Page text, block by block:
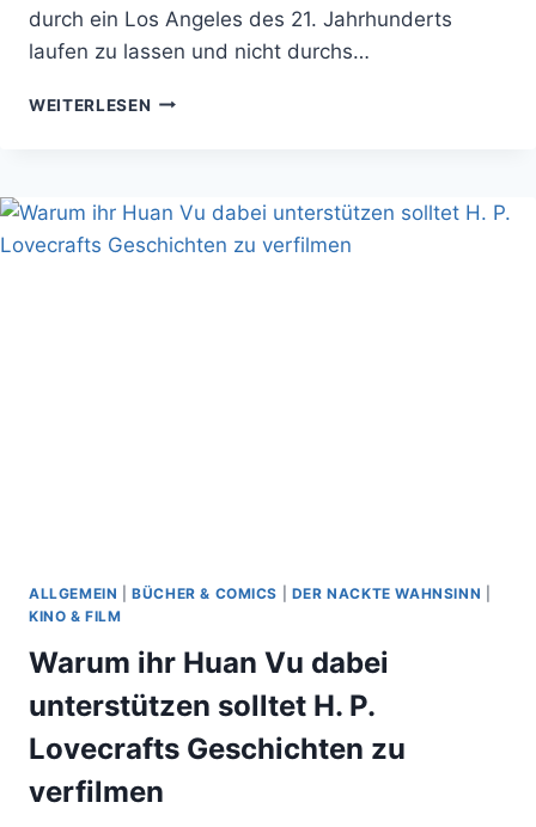
durch ein Los Angeles des 21. Jahrhunderts
laufen zu lassen und nicht durchs…
WEITERLESEN WENN
–
BLOODLINES
ALLGEMEIN |BÜCHER & COMICS DER NACKTE WAHNSINN
KINO & FILM
Warum ihr Huan Vu dabei
unterstützen solltet H. P.
Lovecrafts Geschichten zu
verfilmen